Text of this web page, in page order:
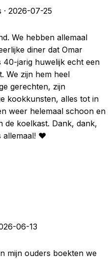
· 2026-07-25
We hebben allemaal
diner dat Omar
40-jarig huwelijk echt een
We zijn hem heel
gerechten, zijn
kookkunsten, alles tot in
weer helemaal schoon en
de koelkast. Dank, dank,
allemaal! ♥️
06-13
mijn ouders boekten we